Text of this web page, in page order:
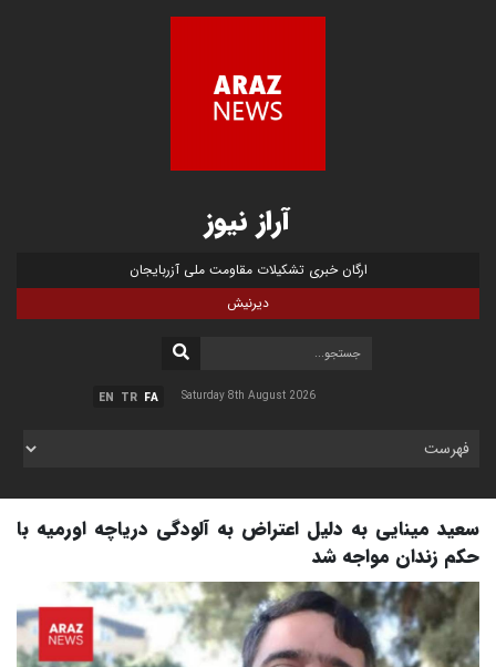
آراز نیوز
ارگان خبری تشکیلات مقاومت ملی آزربایجان
دیرنیش
FA
TR
EN Saturday 8th August 2026
سعید مینایی به دلیل اعتراض به آلودگی دریاچه اورمیه با
حکم زندان مواجه شد